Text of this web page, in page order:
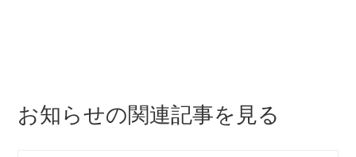
お知らせの関連記事を見る